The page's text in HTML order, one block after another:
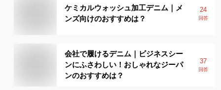
ケミカルウォッシュ加工デニム｜メ
ンズ向けのおすすめは？
24
回答
会社で履けるデニム｜ビジネスシー
ンにふさわしい！おしゃれなジーパ
ンのおすすめは？
37
回答